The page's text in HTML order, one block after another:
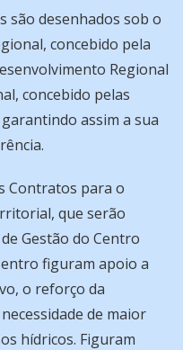
desenhados sob o
concebido pela
Regional
concebido pelas
assim a sua
Contratos para o
que serão
Gestão do Centro
figuram apoio a
o reforço da
de maior
hídricos. Figuram